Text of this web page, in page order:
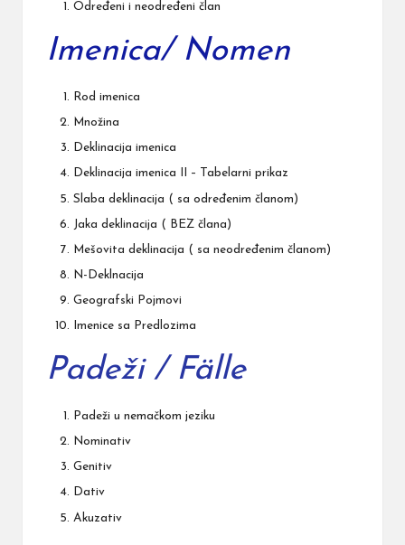
Određeni i neodređeni član
Imenica/ Nomen
Rod imenica
Množina
Deklinacija imenica
Deklinacija imenica II – Tabelarni prikaz
Slaba deklinacija ( sa određenim članom)
Jaka deklinacija ( BEZ člana)
Mešovita deklinacija ( sa neodređenim članom)
N-Deklnacija
Geografski Pojmovi
Imenice sa Predlozima
Padeži / Fälle
Padeži u nemačkom jeziku
Nominativ
Genitiv
Dativ
Akuzativ